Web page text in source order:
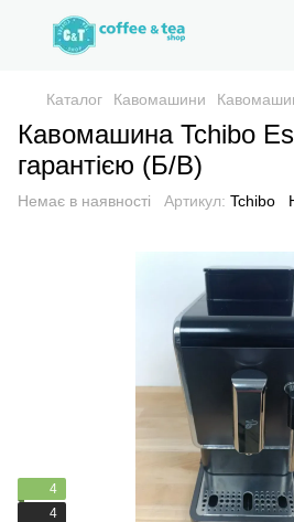
Каталог Кавомашини
Кавомашина Tchibo
гарантією (Б/В)
Немає в наявності Артикул: Tchibo
4
4